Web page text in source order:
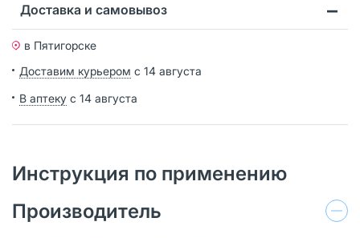
Доставка и самовывоз
в Пятигорске
Доставим курьером с 14 августа
В аптеку с 14 августа
Инструкция по применению
Производитель